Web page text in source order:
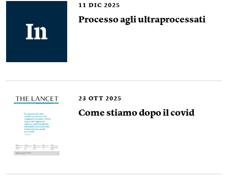
11 DIC 2025
Processo agli ultraprocessati
23 OTT 2025
Come stiamo dopo il covid